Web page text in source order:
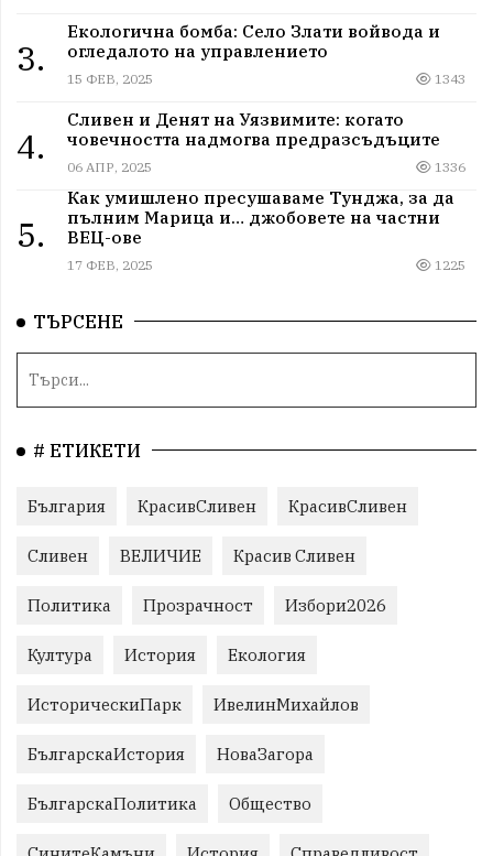
3.
Екологична бомба: Село Злати войвода и
огледалото на управлението
15 ФЕВ, 2025 1343
4.
Сливен и Денят на Уязвимите: когато
човечността надмогва предразсъдъците
06 АПР, 2025 1336
5.
Как умишлено пресушаваме Тунджа, за да
пълним Марица и… джобовете на частни
ВЕЦ-ове
17 ФЕВ, 2025 1225
ТЪРСЕНЕ
# ЕТИКЕТИ
България КрасивСливен КрасивСливен
Сливен ВЕЛИЧИЕ Красив Сливен
Политика Прозрачност Избори2026
Култура История Екология
ИсторическиПарк ИвелинМихайлов
БългарскаИстория НоваЗагора
БългарскаПолитика Общество